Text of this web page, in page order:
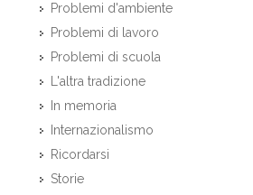
Problemi d'ambiente
Problemi di lavoro
Problemi di scuola
L'altra tradizione
In memoria
Internazionalismo
Ricordarsi
Storie